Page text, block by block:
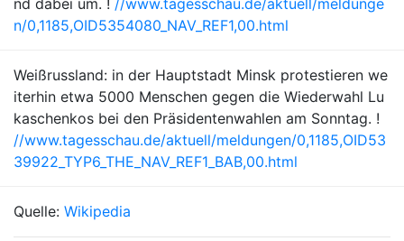
nd dabei um. ! //www.tagesschau.de/aktuell/meldunge
n/0,1185,OID5354080_NAV_REF1,00.html
Weißrussland: in der Hauptstadt Minsk protestieren we
iterhin etwa 5000 Menschen gegen die Wiederwahl Lu
kaschenkos bei den Präsidentenwahlen am Sonntag. !
//www.tagesschau.de/aktuell/meldungen/0,1185,OID53
39922_TYP6_THE_NAV_REF1_BAB,00.html
Quelle: Wikipedia